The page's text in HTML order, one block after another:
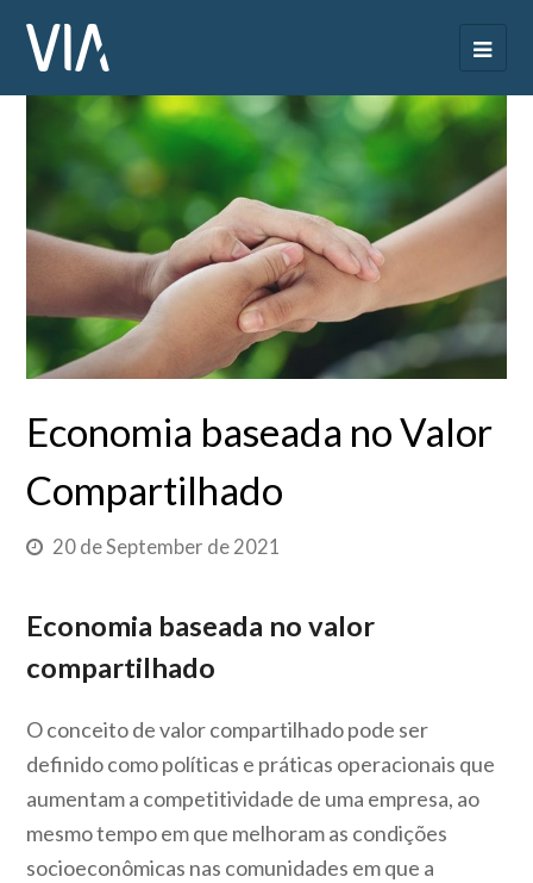
Economia baseada no Valor
Compartilhado
20 de September de 2021
Economia baseada no valor
compartilhado
O conceito de valor compartilhado pode ser
definido como políticas e práticas operacionais que
aumentam a competitividade de uma empresa, ao
mesmo tempo em que melhoram as condições
socioeconômicas nas comunidades em que a